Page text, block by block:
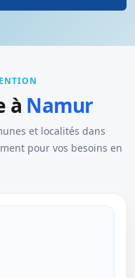
à Namur
et localités dans
pour vos besoins en